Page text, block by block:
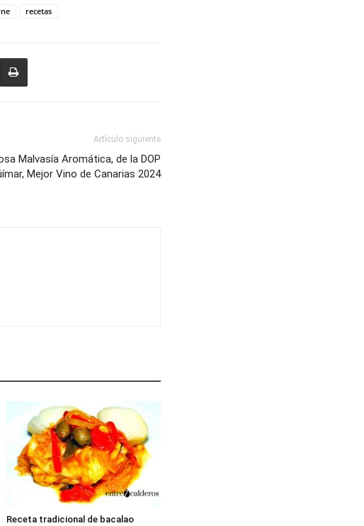
recetas
Artículo siguiente
Malvasía Aromática, de la DOP
Mejor Vino de Canarias 2024
Receta tradicional de bacalao